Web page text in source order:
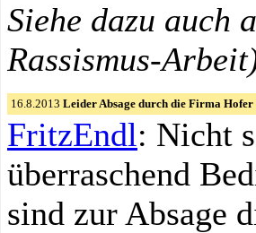
Siehe dazu auch
Rassismus-
16.8.2013 Leider Absage durch die Firma Hofer
FritzEndl: Nicht
überraschend
sind zur Absage